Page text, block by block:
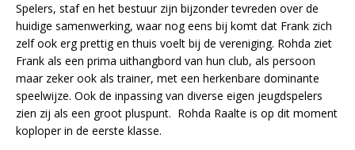
Spelers, staf en het bestuur zijn bijzonder tevreden over de
huidige samenwerking, waar nog eens bij komt dat Frank zich
zelf ook erg prettig en thuis voelt bij de vereniging. Rohda ziet
Frank als een prima uithangbord van hun club, als persoon
maar zeker ook als trainer, met een herkenbare dominante
speelwijze. Ook de inpassing van diverse eigen jeugdspelers
zien zij als een groot pluspunt. Rohda Raalte is op dit moment
koploper in de eerste klasse.